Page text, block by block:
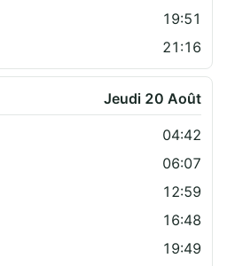
19:51
21:16
Jeudi 20 Août
04:42
06:07
12:59
16:48
19:49